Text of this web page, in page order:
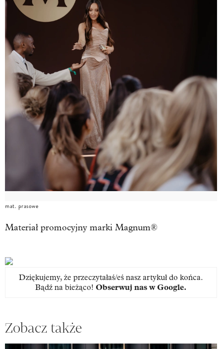
mat. prasowe
Materiał promocyjny marki Magnum®
Dziękujemy, że przeczytałaś/eś nasz artykuł do końca.
Bądź na bieżąco! Obserwuj nas w Google.
Zobacz także